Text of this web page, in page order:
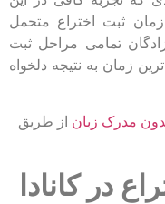
ثبت اختراع متحمل
تمامی مراحل ثبت
زمان به نتیجه دلخواه
مدرک زبان از طریق
در کانادا